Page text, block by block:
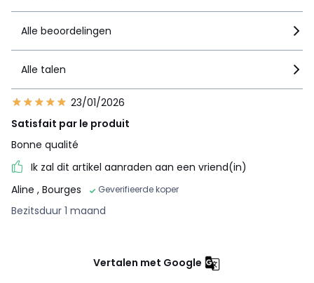
Alle beoordelingen
Alle talen
23/01/2026
Satisfait par le produit
Bonne qualité
Ik zal dit artikel aanraden aan een vriend(in)
Aline , Bourges Geverifieerde koper
Bezitsduur 1 maand
Vertalen met Google